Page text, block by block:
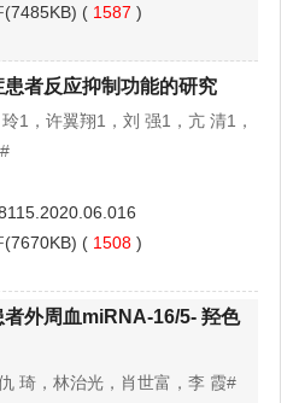
(7485KB) ( 1587 )
者反应抑制功能的研究
1，许翼翔1，刘 强1，亢 清1，
(7670KB) ( 1508 )
外周血miRNA-16/5- 羟色
琦，林治光，肖世富，李 霞#